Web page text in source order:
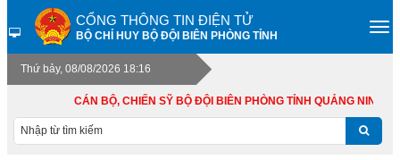
CỔNG THÔNG TIN ĐIỆN TỬ
BỘ CHỈ HUY BỘ ĐỘI BIÊN PHÒNG TỈNH
Thứ bảy, 08/08/2026 18:16
CÁN BỘ, CHIẾN SỸ BỘ ĐỘI BIÊN PHÒNG TỈNH QUẢNG NINH